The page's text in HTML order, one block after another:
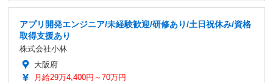
アプリ開発エンジニア/未経験歓迎/研修あり/土日祝休み/資格
取得支援あり
株式会社小林
大阪府
月給29万4,400円～70万円